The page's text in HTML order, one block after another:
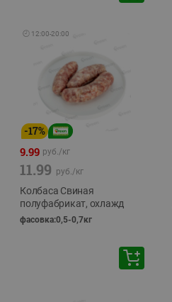
🕘 12:00-20:00
-17%
9.99 руб./кг
11.99 руб./кг
Колбаса Свиная
полуфабрикат, охлажд
фасовка:0,5-0,7кг